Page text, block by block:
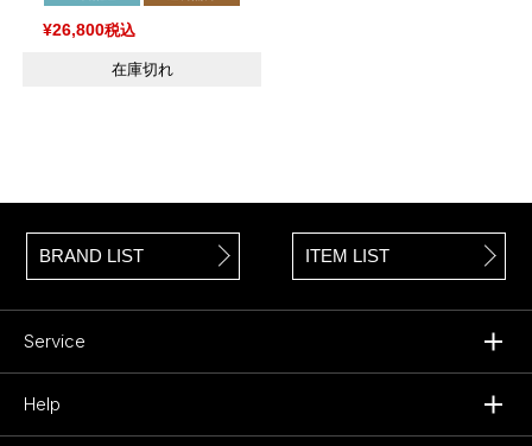
¥26,800税込
在庫切れ
BRAND LIST ITEM LIST
Service
Help